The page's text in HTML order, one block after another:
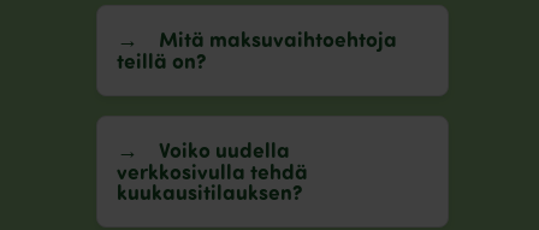
Mitä maksuvaihtoehtoja
teillä on?
Voiko uudella
verkkosivulla tehdä
kuukausitilauksen?